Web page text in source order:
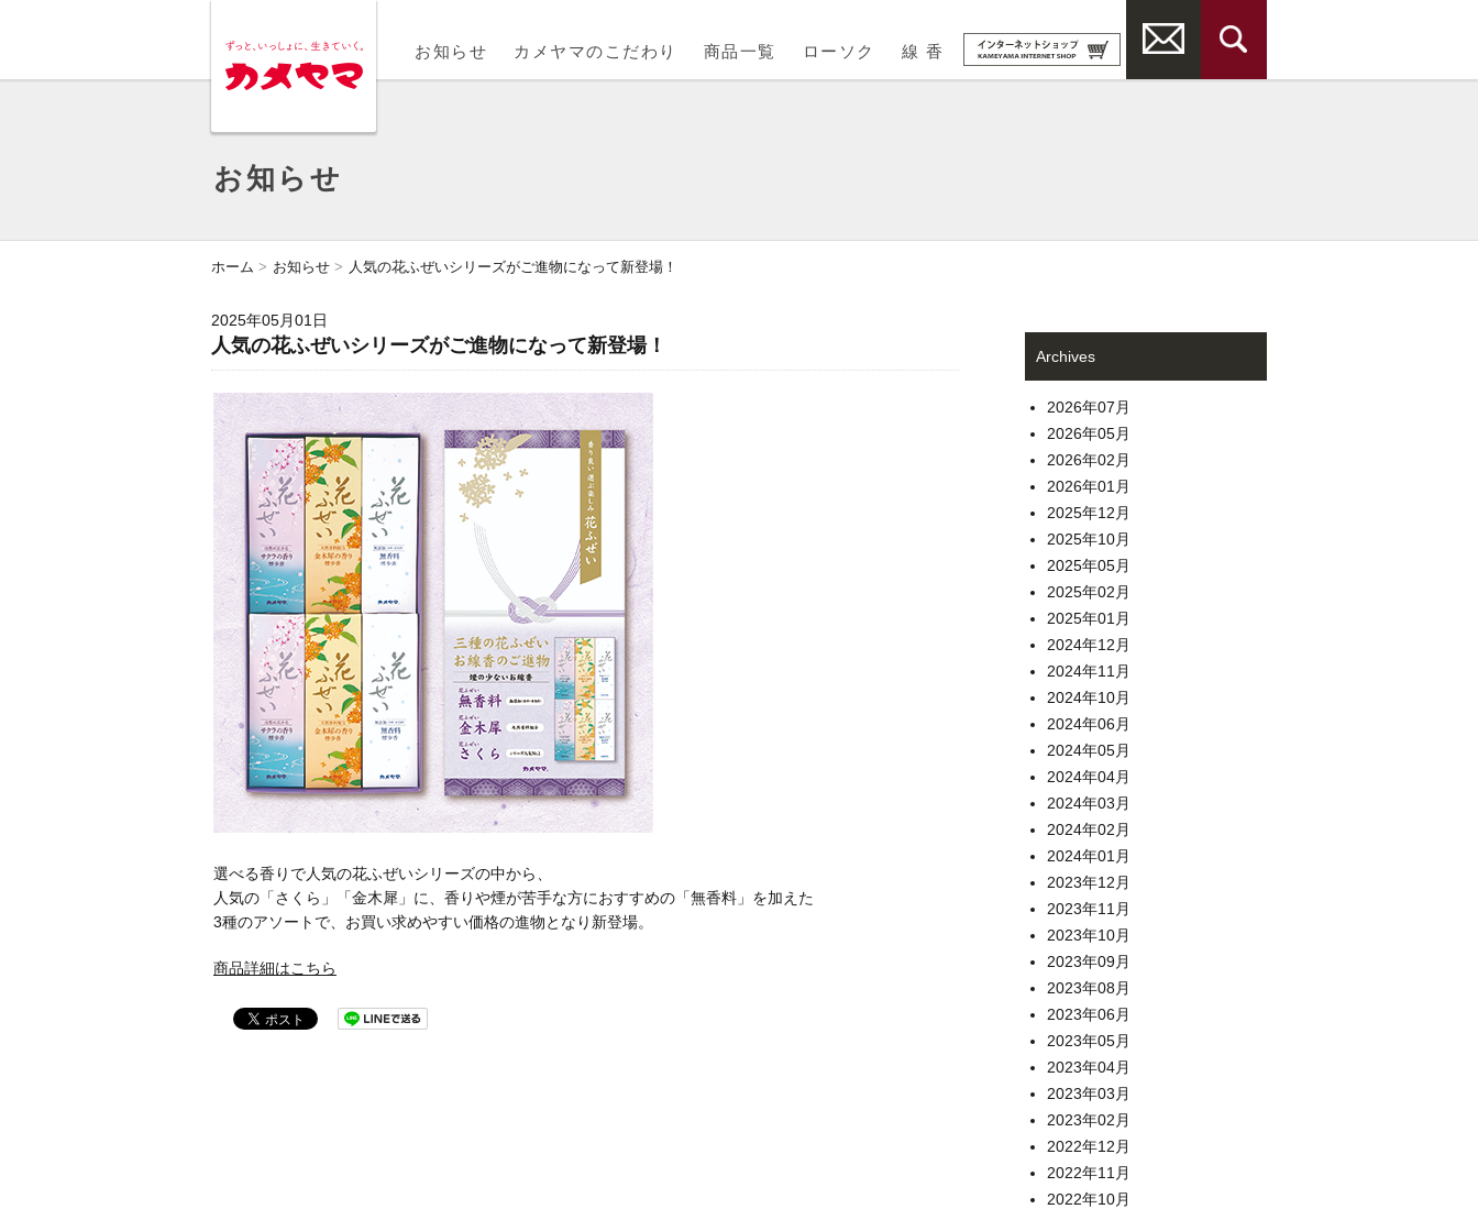
お知らせ カメヤマのこだわり 商品一覧 ローソク 線 香
お知らせ
ホーム お知らせ 人気の花ふぜいシリーズがご進物になって新登場！
2025年05月01日
人気の花ふぜいシリーズがご進物になって新登場！
選べる香りで人気の花ふぜいシリーズの中から、
人気の「さくら」「金木犀」に、香りや煙が苦手な方におすすめの「無香料」を加えた
3種のアソートで、お買い求めやすい価格の進物となり新登場。
商品詳細はこちら
Archives
2026年07月
2026年05月
2026年02月
2026年01月
2025年12月
2025年10月
2025年05月
2025年02月
2025年01月
2024年12月
2024年11月
2024年10月
2024年06月
2024年05月
2024年04月
2024年03月
2024年02月
2024年01月
2023年12月
2023年11月
2023年10月
2023年09月
2023年08月
2023年06月
2023年05月
2023年04月
2023年03月
2023年02月
2022年12月
2022年11月
2022年10月